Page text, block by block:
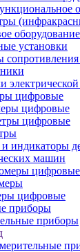
оборудование
установки
цифровые
цифровые
цифровые
и индикаторы
машин
цифровые
цифровые
приборы
приборы